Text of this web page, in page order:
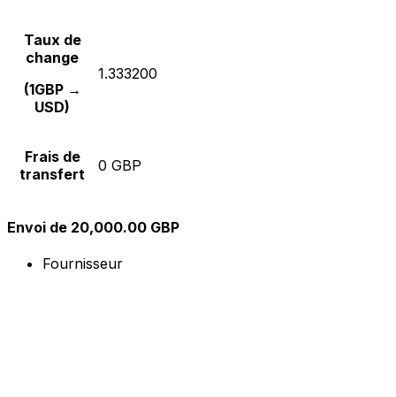
Taux de
change
(1GBP →
USD)
1.333200
Frais de
transfert
0 GBP
Envoi de 20,000.00 GBP
Fournisseur